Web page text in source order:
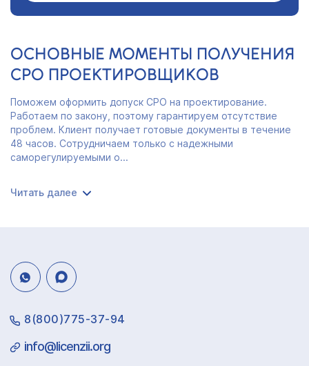
ОСНОВНЫЕ МОМЕНТЫ ПОЛУЧЕНИЯ
СРО ПРОЕКТИРОВЩИКОВ
Поможем оформить допуск СРО на проектирование.
Работаем по закону, поэтому гарантируем отсутствие
проблем. Клиент получает готовые документы в течение
48 часов. Сотрудничаем только с надежными
саморегулируемыми о...
Читать далее
8(800)775-37-94
info@licenzii.org